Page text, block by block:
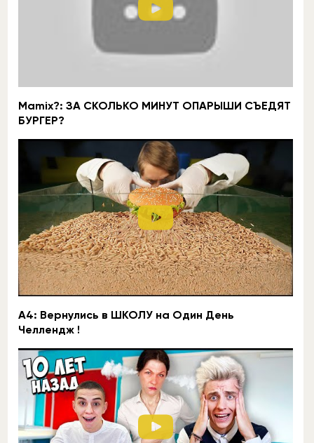
Mamix?: ЗА СКОЛЬКО МИНУТ ОПАРЫШИ СЪЕДЯТ
БУРГЕР?
A4: Вернулись в ШКОЛУ на Один День
Челлендж !